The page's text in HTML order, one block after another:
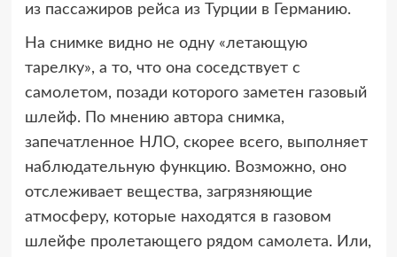
из пассажиров рейса из Турции в Германию.
На снимке видно не одну «летающую
тарелку», а то, что она соседствует с
самолетом, позади которого заметен газовый
шлейф. По мнению автора снимка,
запечатленное НЛО, скорее всего, выполняет
наблюдательную функцию. Возможно, оно
отслеживает вещества, загрязняющие
атмосферу, которые находятся в газовом
шлейфе пролетающего рядом самолета. Или,